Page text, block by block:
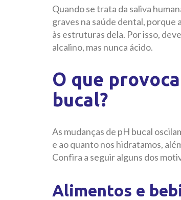
Quando se trata da saliva
graves na saúde dental, porque
às estruturas dela. Por isso,
alcalino, mas nunca ácido.
O que
bucal?
As mudanças de pH bucal
e ao quanto nos hidratamos,
Confira a seguir alguns dos
Alimentos e